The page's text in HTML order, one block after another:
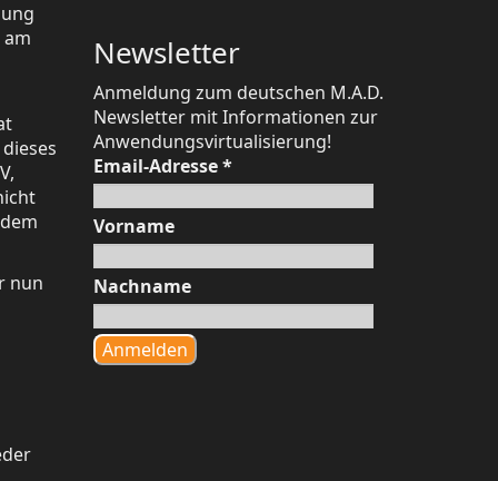
nun
Newsletter
Anmeldung zum deutschen M.A.D.
Newsletter mit Informationen zur
Anwendungsvirtualisierung!
Email-Adresse*
Vorname
Nachname